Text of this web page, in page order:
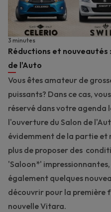
Réductions et nouveautés
de l'Auto
3 minutes
Vous êtes amateur de
puissants? Dans ce cas,
réservé dans votre agenda
l'ouverture du Salon de
évidemment de la partie et
plus de proposer des
'Saloon*'
également quelques
découvrir pour la première
nouvelle Vitara.